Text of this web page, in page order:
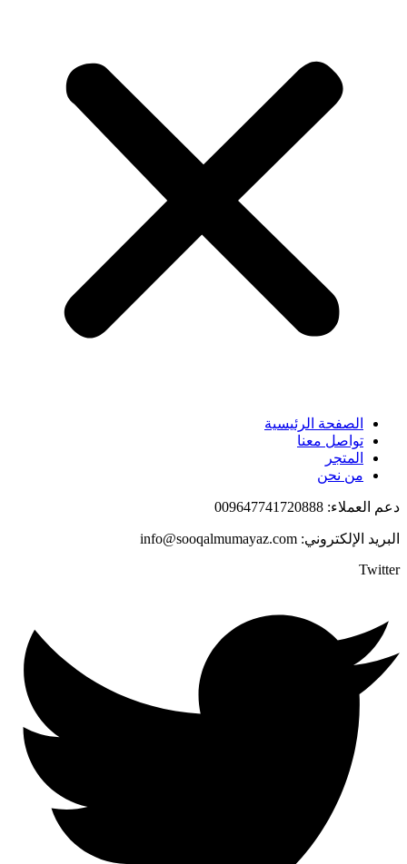
الصفحة الرئيسية
تواصل معنا
المتجر
من نحن
دعم العملاء: 009647741720888
البريد الإلكتروني: info@sooqalmumayaz.com
Twitter